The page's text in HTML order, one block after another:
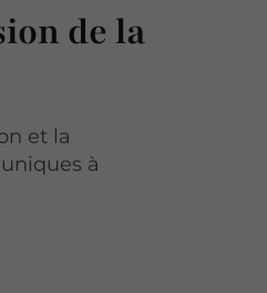
de la
et la
à